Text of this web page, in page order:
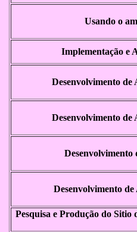
Usando o
Implementação e
Desenvolvimento de
Desenvolvimento de
Desenvolvimento
Desenvolvimento
Pesquisa e Produção do